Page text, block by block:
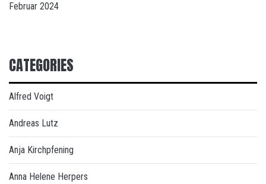
Februar 2024
CATEGORIES
Alfred Voigt
Andreas Lutz
Anja Kirchpfening
Anna Helene Herpers